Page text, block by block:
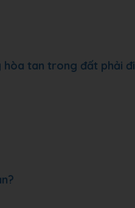
hòa tan trong đất phải đi